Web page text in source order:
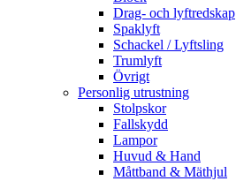
Drag- och lyftredskap
Spaklyft
Schackel / Lyftsling
Trumlyft
Övrigt
Personlig utrustning
Stolpskor
Fallskydd
Lampor
Huvud & Hand
Måttband & Mäthjul